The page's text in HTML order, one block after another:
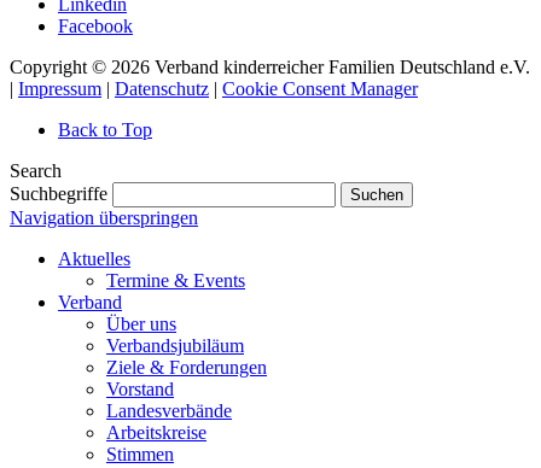
Linkedin
Facebook
Copyright © 2026 Verband kinderreicher Familien Deutschland e.V.
| Impressum | Datenschutz | Cookie Consent Manager
Back to Top
Search
Suchbegriffe
Suchen
Navigation überspringen
Aktuelles
Termine & Events
Verband
Über uns
Verbandsjubiläum
Ziele & Forderungen
Vorstand
Landesverbände
Arbeitskreise
Stimmen